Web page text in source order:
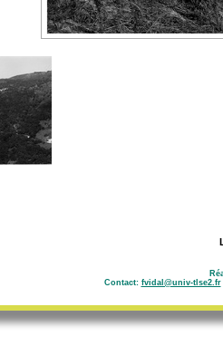
Contact: fvidal@univ-tlse2.fr